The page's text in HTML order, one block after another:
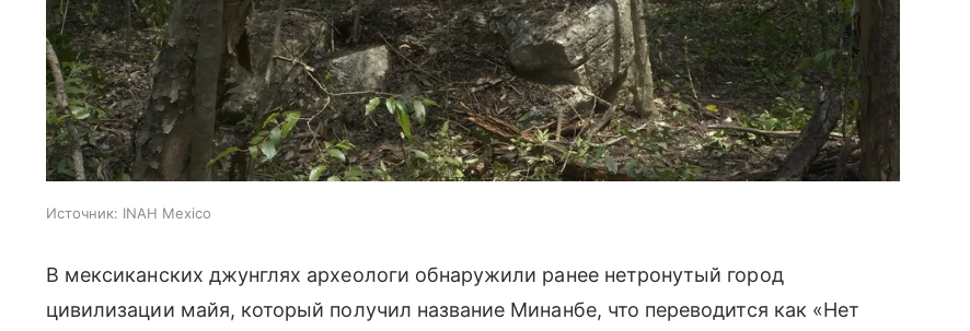
Источник: INAH Mexico
В мексиканских джунглях археологи обнаружили ранее нетронутый город
цивилизации майя, который получил название Минанбе, что переводится как «Нет